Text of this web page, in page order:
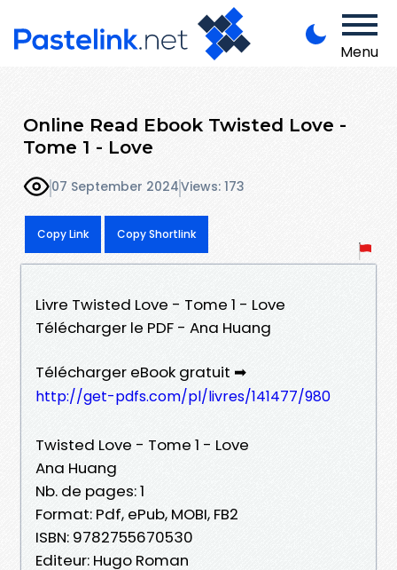
Menu
Online Read Ebook Twisted Love -
Tome 1 - Love
07 September 2024Views: 173
Copy Link Copy Shortlink
Livre Twisted Love - Tome 1 - Love
Télécharger le PDF - Ana Huang
Télécharger eBook gratuit ➡
http://get-pdfs.com/pl/livres/141477/980
Twisted Love - Tome 1 - Love
Ana Huang
Nb. de pages: 1
Format: Pdf, ePub, MOBI, FB2
ISBN: 9782755670530
Editeur: Hugo Roman